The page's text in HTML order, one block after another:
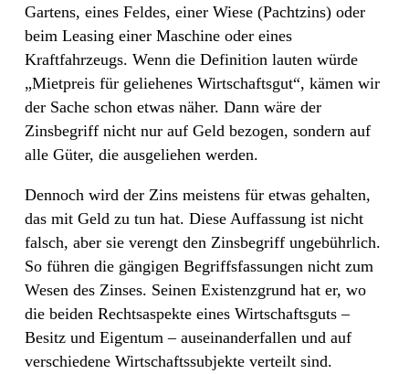
Gartens, eines Feldes, einer Wiese (Pachtzins) oder
beim Leasing einer Maschine oder eines
Kraftfahrzeugs. Wenn die Definition lauten würde
„Mietpreis für geliehenes Wirtschaftsgut“, kämen wir
der Sache schon etwas näher. Dann wäre der
Zinsbegriff nicht nur auf Geld bezogen, sondern auf
alle Güter, die ausgeliehen werden.
Dennoch wird der Zins meistens für etwas gehalten,
das mit Geld zu tun hat. Diese Auffassung ist nicht
falsch, aber sie verengt den Zinsbegriff ungebührlich.
So führen die gängigen Begriffsfassungen nicht zum
Wesen des Zinses. Seinen Existenzgrund hat er, wo
die beiden Rechtsaspekte eines Wirtschaftsguts –
Besitz und Eigentum – auseinanderfallen und auf
verschiedene Wirtschaftssubjekte verteilt sind.